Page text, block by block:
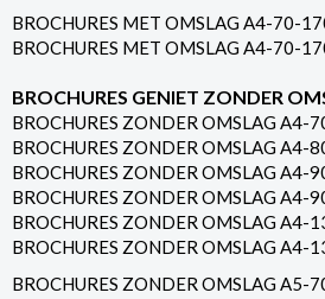
BROCHURES MET OMSLAG A4-70-
BROCHURES MET OMSLAG A4-70-
BROCHURES GENIET ZONDER
BROCHURES ZONDER OMSLAG A4-
BROCHURES ZONDER OMSLAG A4-
BROCHURES ZONDER OMSLAG A4-
BROCHURES ZONDER OMSLAG A4-
BROCHURES ZONDER OMSLAG A4-
BROCHURES ZONDER OMSLAG A4-
BROCHURES ZONDER OMSLAG A5-